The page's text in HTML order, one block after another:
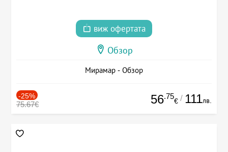
виж офертата
Обзор
Мирамар - Обзор
-25%
75.67€ 56.75
€ / 111лв.